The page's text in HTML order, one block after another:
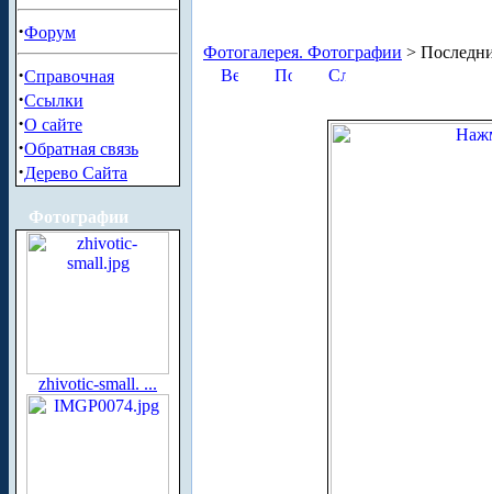
·Форум
·Справочная
·Ссылки
·О сайте
·Обратная связь
·Дерево Сайта
Фотографии
zhivotic-small. ...
Фотогалерея. Фотографии >